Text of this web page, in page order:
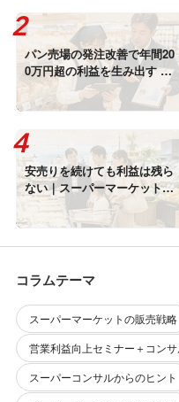
パン売場の発注改善で年間20
0万円超の利益を生み出す ｜
中小スーパーに必要な「パー
ト社員の戦略化」
安売りを続けても利益は残ら
ない｜スーパーマーケットが
「価格以外の来店理由」をつ
くる方法
コラムテーマ
スーパーマーケットの販売戦略
営業利益向上セミナー＋コン
スーパーコンサルからのヒント